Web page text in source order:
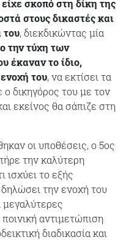
σκοπό στη δίκη της
στους δικαστές και
του, διεκδικώντας μία
την τύχη των
έκαναν το ίδιο,
του, να εκτίσει τα
δικηγόρος του με τον
εκείνος θα σάπιζε στη
οι υποθέσεις, ο 5ος
την καλύτερη
ισχύει το εξής
την ενοχή του
μεγαλύτερες
αντιμετώπιση
διαδικασία και